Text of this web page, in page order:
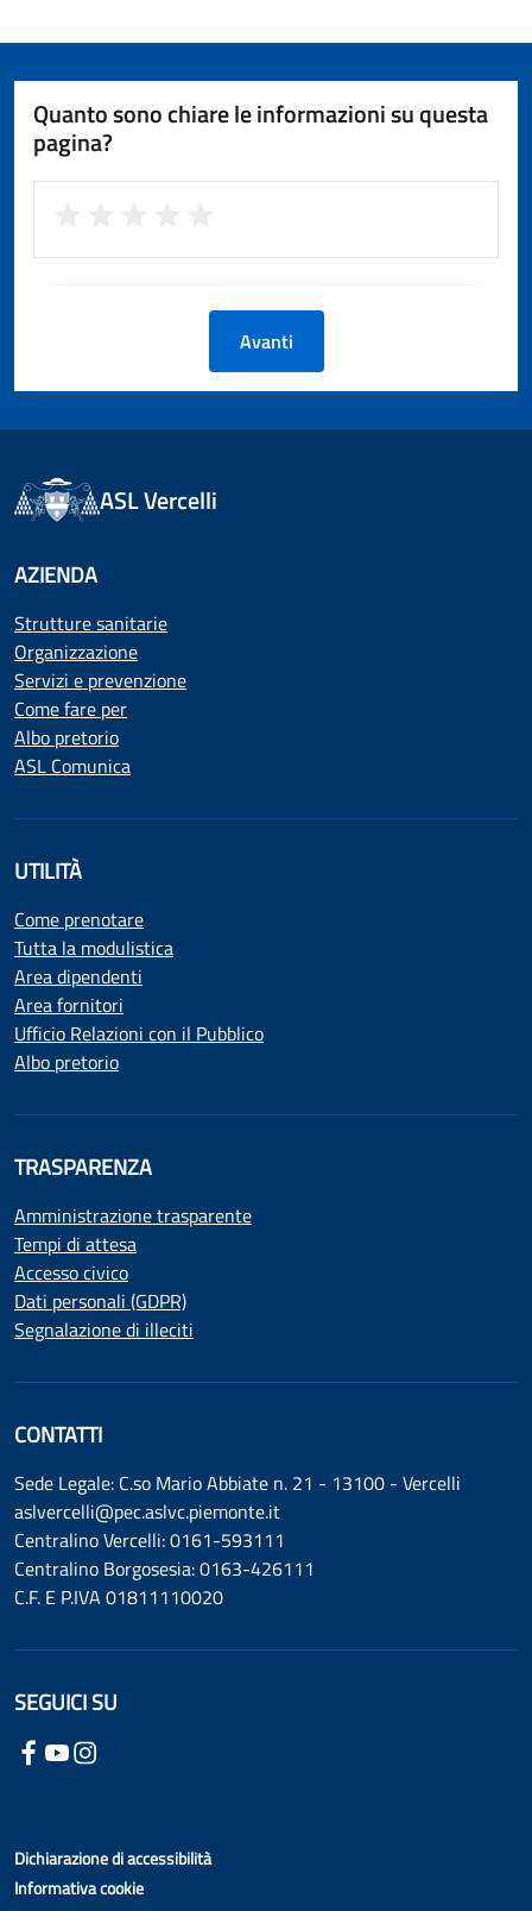
Quanto sono chiare le informazioni su questa
pagina?
Avanti
ASL Vercelli
AZIENDA
Strutture sanitarie
Organizzazione
Servizi e prevenzione
Come fare per
Albo pretorio
ASL Comunica
UTILITÀ
Come prenotare
Tutta la modulistica
Area dipendenti
Area fornitori
Ufficio Relazioni con il Pubblico
Albo pretorio
TRASPARENZA
Amministrazione trasparente
Tempi di attesa
Accesso civico
Dati personali (GDPR)
Segnalazione di illeciti
CONTATTI
Sede Legale: C.so Mario Abbiate n. 21 - 13100 - Vercelli
aslvercelli@pec.aslvc.piemonte.it
Centralino Vercelli: 0161-593111
Centralino Borgosesia: 0163-426111
C.F. E P.IVA 01811110020
SEGUICI SU
Dichiarazione di accessibilità
Informativa cookie